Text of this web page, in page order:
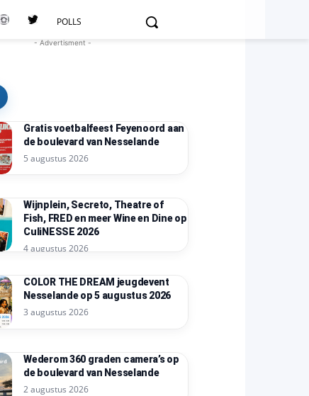
POLLS
- Advertisment -
Gratis voetbalfeest Feyenoord aan
de boulevard van Nesselande
5 augustus 2026
Wijnplein, Secreto, Theatre of
Fish, FRED en meer Wine en Dine op
CuliNESSE 2026
4 augustus 2026
COLOR THE DREAM jeugdevent
Nesselande op 5 augustus 2026
3 augustus 2026
Wederom 360 graden camera’s op
de boulevard van Nesselande
2 augustus 2026